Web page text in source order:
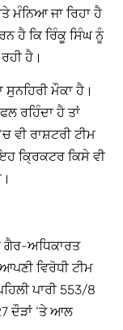
ਮੰਨਿਆ ਜਾ ਰਿਹਾ ਹੈ
ਹੈ ਕਿ ਰਿੰਕੂ ਸਿੰਘ ਨੂੰ
ਹੈ।
ਮੌਕਾ ਹੈ।
ਰਹਿੰਦਾ ਹੈ ਤਾਂ
ਵੀ ਰਾਸ਼ਟਰੀ ਟੀਮ
ਕ੍ਰਿਕਟਰ ਕਿਸੇ ਵੀ
ਗੈਰ-ਅਧਿਕਾਰਤ
ਵਿਰੋਧੀ ਟੀਮ
ਪਾਰੀ 553/8
ਦੌੜਾਂ ‘ਤੇ ਆਲ